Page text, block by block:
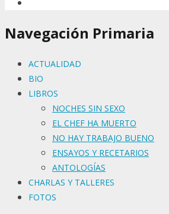
Navegación Primaria
ACTUALIDAD
BIO
LIBROS
NOCHES SIN SEXO
EL CHEF HA MUERTO
NO HAY TRABAJO BUENO
ENSAYOS Y RECETARIOS
ANTOLOGÍAS
CHARLAS Y TALLERES
FOTOS